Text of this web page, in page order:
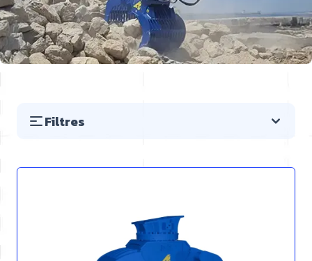
Filtres